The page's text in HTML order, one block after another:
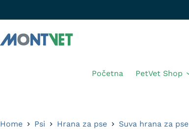
Početna PetVet Shop
Home Psi Hrana za pse Suva hrana za pse